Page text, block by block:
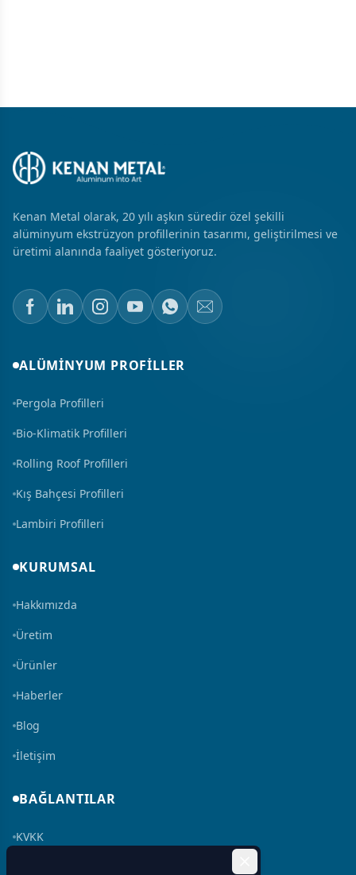
Kenan Metal olarak, 20 yılı aşkın süredir özel şekilli
alüminyum ekstrüzyon profillerinin tasarımı, geliştirilmesi ve
üretimi alanında faaliyet gösteriyoruz.
ALÜMINYUM PROFILLER
Pergola Profilleri
Bio-Klimatik Profilleri
Rolling Roof Profilleri
Kış Bahçesi Profilleri
Lambiri Profilleri
KURUMSAL
Hakkımızda
Üretim
Ürünler
Haberler
Blog
İletişim
BAĞLANTILAR
KVKK